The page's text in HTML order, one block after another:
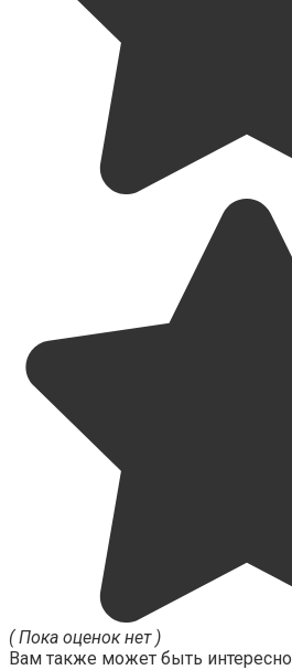
( Пока оценок нет )
Вам также может быть интересно